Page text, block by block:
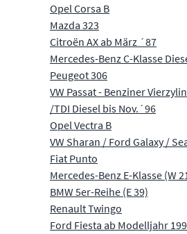
Opel Corsa B
Mazda 323
Citroën AX ab März ´87
Mercedes-Benz C-Klasse
Peugeot 306
VW Passat - Benziner
/TDI Diesel bis Nov.´96
Opel Vectra B
VW Sharan / Ford Galaxy /
Fiat Punto
Mercedes-Benz E-Klasse (W
BMW 5er-Reihe (E 39)
Renault Twingo
Ford Fiesta ab Modelljahr